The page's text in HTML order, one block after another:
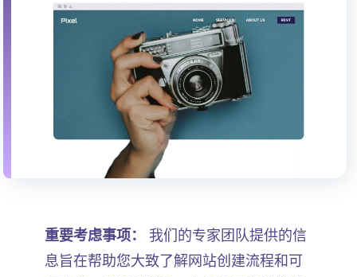
重要考虑事项：
我们的专家团队提供的信
息旨在帮助您大致了解网站创建流程和可